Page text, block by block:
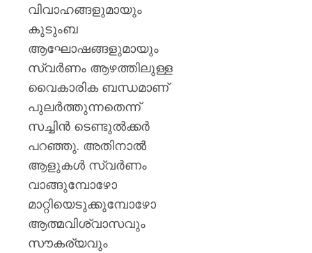
വിവാഹങ്ങളുമായും
കുടുംബ
ആഘോഷങ്ങളുമായും
സ്വർണം ആഴത്തിലുള്ള
വൈകാരിക ബന്ധമാണ്
പുലർത്തുന്നതെന്ന്
സച്ചിൻ ടെണ്ടുൽക്കർ
പറഞ്ഞു. അതിനാൽ
ആളുകൾ സ്വർണം
വാങ്ങുമ്പോഴോ
മാറ്റിയെടുക്കുമ്പോഴോ
ആത്മവിശ്വാസവും
സൗകര്യവും